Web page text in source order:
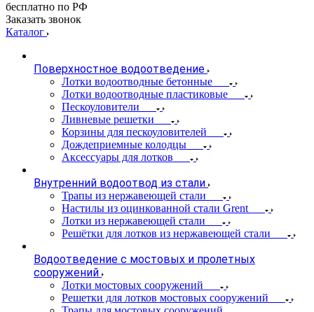
бесплатно по РФ
Заказать звонок
Каталог
Поверхностное водоотведение
Лотки водоотводные бетонные
Лотки водоотводные пластиковые
Пескоуловители
Ливневые решетки
Корзины для пескоуловителей
Дождеприемные колодцы
Аксессуары для лотков
Внутренний водоотвод из стали
Трапы из нержавеющей стали
Настилы из оцинкованной стали Grent
Лотки из нержавеющей стали
Решётки для лотков из нержавеющей стали
Водоотведение с мостовых и пролетных
сооружений
Лотки мостовых сооружений
Решетки для лотков мостовых сооружений